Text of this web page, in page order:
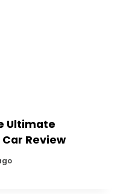
Ultimate
Review